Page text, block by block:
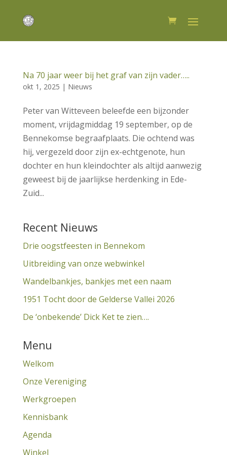
Na 70 jaar weer bij het graf van zijn vader…..
okt 1, 2025 | Nieuws
Peter van Witteveen beleefde een bijzonder
moment, vrijdagmiddag 19 september, op de
Bennekomse begraafplaats. Die ochtend was
hij, vergezeld door zijn ex-echtgenote, hun
dochter en hun kleindochter als altijd aanwezig
geweest bij de jaarlijkse herdenking in Ede-
Zuid...
Recent Nieuws
Drie oogstfeesten in Bennekom
Uitbreiding van onze webwinkel
Wandelbankjes, bankjes met een naam
1951 Tocht door de Gelderse Vallei 2026
De ‘onbekende’ Dick Ket te zien….
Menu
Welkom
Onze Vereniging
Werkgroepen
Kennisbank
Agenda
Winkel